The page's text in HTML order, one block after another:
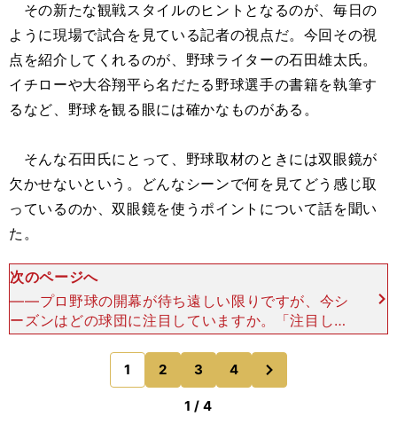
その新たな観戦スタイルのヒントとなるのが、毎日の
ように現場で試合を見ている記者の視点だ。今回その視
点を紹介してくれるのが、野球ライターの石田雄太氏。
イチローや大谷翔平ら名だたる野球選手の書籍を執筆す
るなど、野球を観る眼には確かなものがある。
そんな石田氏にとって、野球取材のときには双眼鏡が
欠かせないという。どんなシーンで何を見てどう感じ取
っているのか、双眼鏡を使うポイントについて話を聞い
た。
次のページへ
――プロ野球の開幕が待ち遠しい限りですが、今シ
ーズンはどの球団に注目していますか。「注目して
いるのは、北海道日本ハムファイターズです。今シ
ーズンは前評判がそれほど高くはありません。た
だ、下馬評が低いと
1 2 3 4
のページへ
1 / 4